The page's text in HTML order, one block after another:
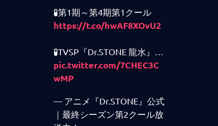
🧪第1期～第4期第1クール
https://t.co/hwAF8XOvU2
🧪TVSP『Dr.STONE 龍水』…
pic.twitter.com/7CHEC3C
wMP
— アニメ『Dr.STONE』公式
｜最終シーズン第2クール放